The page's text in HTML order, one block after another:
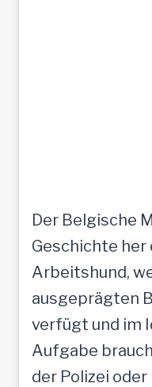
Der Belgische
Geschichte her
Arbeitshund,
ausgeprägten
verfügt und im
Aufgabe
der Polizei